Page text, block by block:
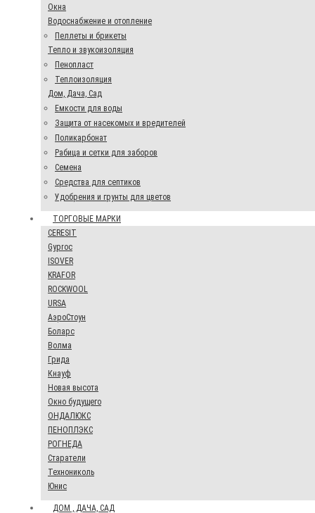
Окна
Водоснабжение и отопление
Пеллеты и брикеты
Тепло и звукоизоляция
Пенопласт
Теплоизоляция
Дом, Дача, Сад
Емкости для воды
Защита от насекомых и вредителей
Поликарбонат
Рабица и сетки для заборов
Семена
Средства для септиков
Удобрения и грунты для цветов
ТОРГОВЫЕ МАРКИ
CERESIT
Gyproc
ISOVER
KRAFOR
ROCKWOOL
URSA
АэроСтоун
Боларс
Волма
Грида
Кнауф
Новая высота
Окно будущего
ОНДАЛЮКС
ПЕНОПЛЭКС
РОГНЕДА
Старатели
Технониколь
Юнис
ДОМ , ДАЧА, САД